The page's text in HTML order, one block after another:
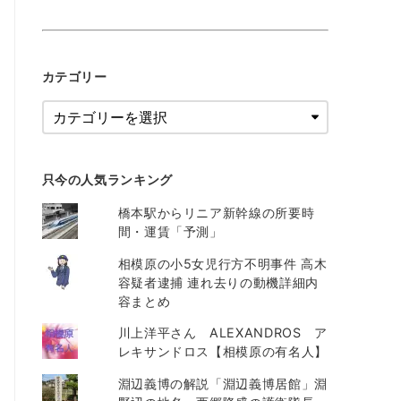
カテゴリー
只今の人気ランキング
橋本駅からリニア新幹線の所要時
間・運賃「予測」
相模原の小5女児行方不明事件 高木
容疑者逮捕 連れ去りの動機詳細内
容まとめ
川上洋平さん ALEXANDROS ア
レキサンドロス【相模原の有名人】
淵辺義博の解説「淵辺義博居館」淵